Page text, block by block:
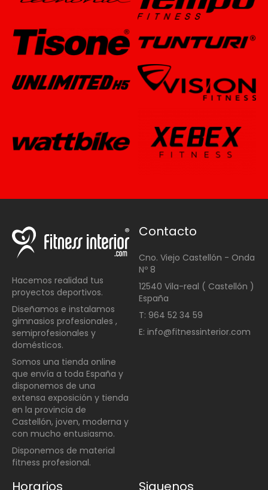
Hacemos realidad tus
proyectos deportivos.
Diseñamos e instalamos
gimnasios profesionales ,
semiprofesionales y
domésticos.
Somos una tienda online
que envía a toda España y
disponemos de una
extensa exposición y tienda
en la provincia de
Castellón, joven, moderna y
con mucho entusiasmo.
Disponemos de material
fitness profesional.
Contacto
Cno. Viejo Castellón - Onda
Nº 8
12540 Vila-real ( Castellón )
España
T: 964 52 34 59
E: info@fitnessinterior.com
Horarios Siguenos